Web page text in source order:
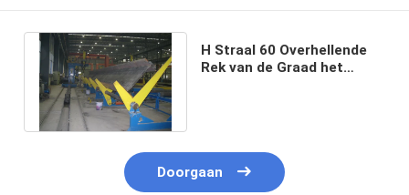
H Straal 60 Overhellende
Rek van de Graad het
Doorgaan